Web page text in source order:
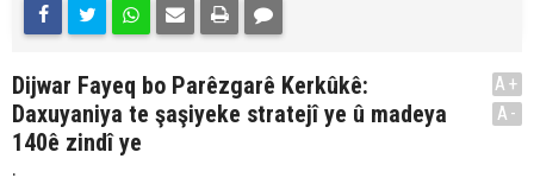
Dijwar Fayeq bo Parêzgarê Kerkûkê:
Daxuyaniya te şaşiyeke stratejî ye û madeya
140ê zindî ye
.
A+
A-